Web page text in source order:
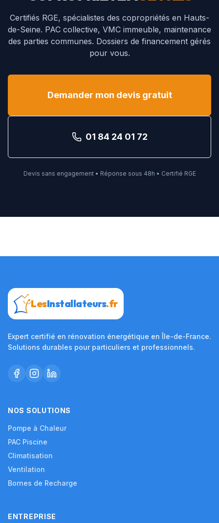
Certifiés RGE, spécialistes des copropriétés en Hauts-
de-Seine. PAC collective, VMC immeuble, maintenance
des parties communes. Dossiers de financement gérés
pour vous.
Demander mon devis gratuit
01 84 24 01 72
Devis sans engagement • Réponse sous 48h • Certifié RGE
LesInstallateurs.fr
Expert certifié en rénovation énergétique en Île-de-France.
Solutions durables pour particuliers et professionnels.
NOS SOLUTIONS
Pompe à Chaleur
PAC Piscine
Climatisation
Ventilation
Bornes de Recharge
ENTREPRISE